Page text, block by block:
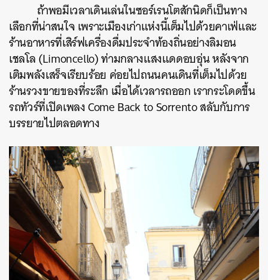
ถ้าพอมีเวลาเดินเล่นในซอร์เรนโตสักนิดก็เป็นทาง
เลือกที่น่าสนใจ เพราะเมืองเก่าแห่งนี้เต็มไปด้วยคาเฟ่และ
ร้านอาหารที่เสิร์ฟเครื่องดื่มประจำท้องถิ่นอย่างลิมอน
เชลโล (Limoncello) ท่ามกลางแสงแดดอบอุ่น หลังจาก
เติมพลังเสร็จเรียบร้อย ค่อยไปถนนคนเดินที่เต็มไปด้วย
ร้านรวงขายของที่ระลึก เมื่อได้เวลารถออก เรากระโดดขึ้น
รถทัวร์ที่เปิดเพลง Come Back to Sorrento สลับกับการ
บรรยายไปตลอดทาง
SHARE